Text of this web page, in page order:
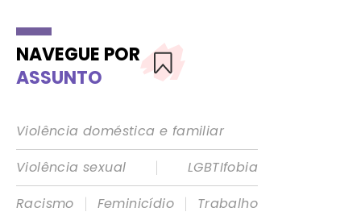
NAVEGUE POR
ASSUNTO
Violência doméstica e familiar
Violência sexual
|
LGBTIfobia
Racismo
| Feminicídio |
Trabalho